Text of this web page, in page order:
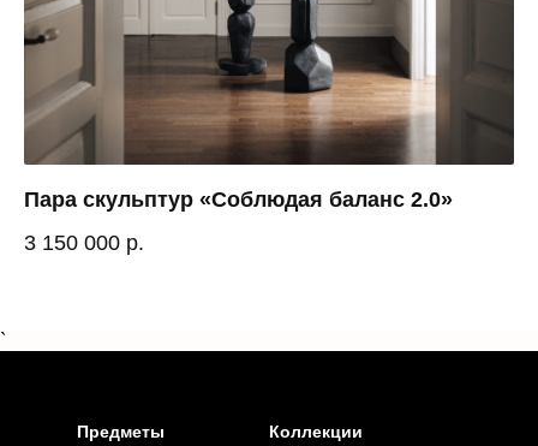
Пара скульптур «Соблюдая баланс 2.0»
3 150 000 р.
`
Предметы Коллекции